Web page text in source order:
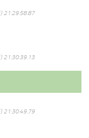
21:29:58.87
21:30:39.13
21:30:49.79